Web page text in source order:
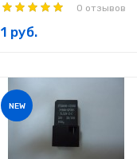
0 отзывов
1 руб.
NEW